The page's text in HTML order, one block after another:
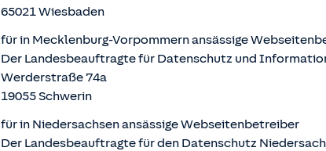
65021 Wiesbaden
für in Mecklenburg-Vorpommern ansässige
Der Landesbeauftragte für Datenschutz und
Werderstraße 74a
19055 Schwerin
für in Niedersachsen ansässige Webseitenbetreiber
Der Landesbeauftragte für den Datenschutz